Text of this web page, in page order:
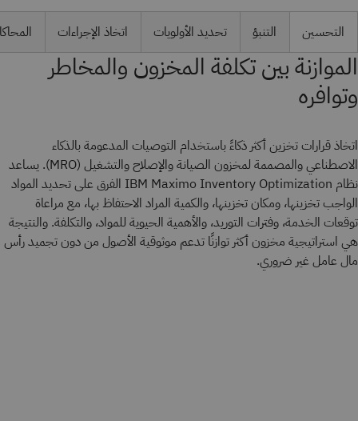
التحسين التنبؤ تحديد الأولويات اتخاذ الإجراءات
الموازنة بين تكلفة المخزون والمخاطر
وتوافره
اتخاذ قرارات تخزين أكثر ذكاءً باستخدام التوصيات المدعومة بالذكاء
الاصطناعي والمصممة لمخزون الصيانة والإصلاح والتشغيل (MRO). يساعد
نظام IBM Maximo Inventory Optimization الفرق على تحديد المواد
الواجب تخزينها، ومكان تخزينها، والكمية المراد الاحتفاظ بها، مع مراعاة
توقعات الخدمة، وفترات التوريد، والأهمية الحيوية للمواد، والتكلفة. والنتيجة
هي استراتيجية مخزون أكثر توازنًا تدعم موثوقية الأصول من دون تجميد رأس
مال عامل غير ضروري.